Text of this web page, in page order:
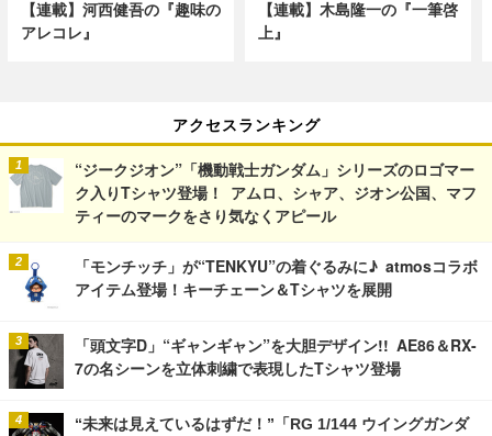
【連載】河西健吾の『趣味の
アレコレ』
【連載】木島隆一の『一筆啓
上』
アクセスランキング
“ジークジオン”「機動戦士ガンダム」シリーズのロゴマー
ク入りTシャツ登場！ アムロ、シャア、ジオン公国、マフ
ティーのマークをさり気なくアピール
「モンチッチ」が“TENKYU”の着ぐるみに♪ atmosコラボ
アイテム登場！キーチェーン＆Tシャツを展開
「頭文字D」“ギャンギャン”を大胆デザイン!! AE86＆RX-
7の名シーンを立体刺繍で表現したTシャツ登場
“未来は見えているはずだ！”「RG 1/144 ウイングガンダ